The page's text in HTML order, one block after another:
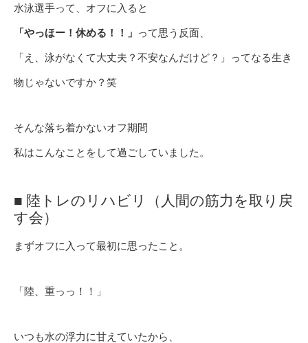
水泳選手って、オフに入ると
「やっほー！休める！！」 って思う反面、
「え、泳がなくて大丈夫？不安なんだけど？」ってなる生き
物じゃないですか？笑
そんな落ち着かないオフ期間
私はこんなことをして過ごしていました。
■ 陸トレのリハビリ（人間の筋力を取り戻
す会）
まずオフに入って最初に思ったこと。
「陸、重っっ！！」
いつも水の浮力に甘えていたから、